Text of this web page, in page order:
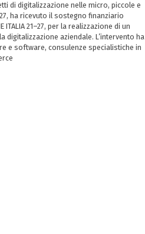
di digitalizzazione nelle micro, piccole e
ha ricevuto il sostegno finanziario
ITALIA 21–27, per la realizzazione di un
aziendale. L’intervento ha
e software, consulenze specialistiche in